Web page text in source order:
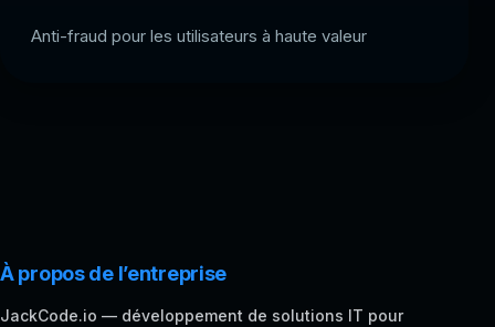
Anti-fraud pour les utilisateurs à haute valeur
À propos de l’entreprise
JackCode.io — développement de solutions IT pour